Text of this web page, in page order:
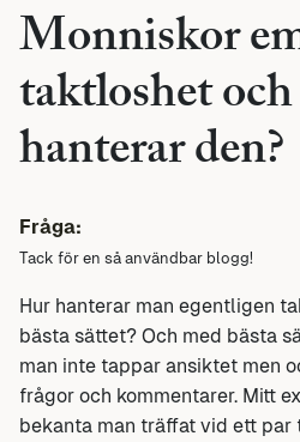
Monniskor
taktloshet
hanterar den?
Fråga:
Tack för en så användbar blogg!
Hur hanterar man egentligen
bästa sättet? Och med bästa
man inte tappar ansiktet men
frågor och kommentarer. Mitt
bekanta man träffat vid ett